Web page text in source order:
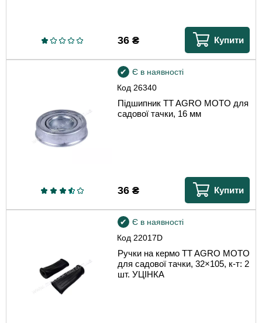
36₴ Купити
Код 26340
Є в наявності
Підшипник TT AGRO MOTO для
садової тачки, 16 мм
36₴ Купити
Код 22017D
Є в наявності
Ручки на кермо TT AGRO MOTO
для садової тачки, 32×105, к-т: 2
шт. УЦІНКА